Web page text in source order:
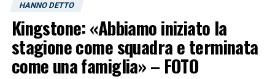
HANNO DETTO
Kingstone: «Abbiamo iniziato la
stagione come squadra e terminata
come una famiglia» – FOTO